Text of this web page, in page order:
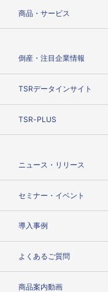
商品・サービス
倒産・注目企業情報
TSRデータインサイト
TSR-PLUS
ニュース・リリース
セミナー・イベント
導入事例
よくあるご質問
商品案内動画